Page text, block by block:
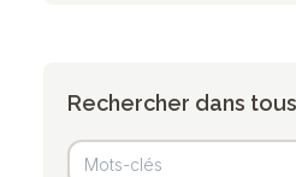
Rechercher dans